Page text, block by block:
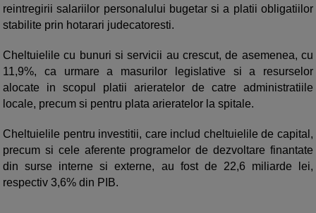
reintregirii salariilor personalului bugetar si a platii obligatiilor
stabilite prin hotarari judecatoresti.
Cheltuielile cu bunuri si servicii au crescut, de asemenea, cu
11,9%, ca urmare a masurilor legislative si a resurselor
alocate in scopul platii arieratelor de catre administratiile
locale, precum si pentru plata arieratelor la spitale.
Cheltuielile pentru investitii, care includ cheltuielile de capital,
precum si cele aferente programelor de dezvoltare finantate
din surse interne si externe, au fost de 22,6 miliarde lei,
respectiv 3,6% din PIB.